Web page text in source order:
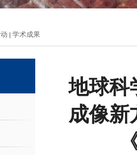
人力资源会议纪要
办事指南 下载专区 地科
学术成果
地球科
成像新